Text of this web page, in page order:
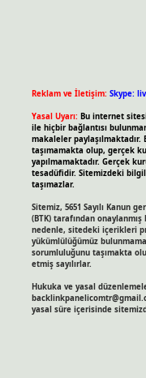
Reklam ve İletişim: Skype:
Yasal Uyarı: Bu internet
ile hiçbir bağlantısı
makaleler
taşımamakta olup, gerçek
yapılmamaktadır. Gerçek
tesadüfidir. Sitemizdeki
taşımazlar.
Sitemiz, 5651 Sayılı Kanun
(BTK) tarafından
nedenle, sitedeki içerikleri
yükümlülüğümüz
sorumluluğunu taşımakta
etmiş sayılırlar.
Hukuka ve yasal
yasal süre içerisinde